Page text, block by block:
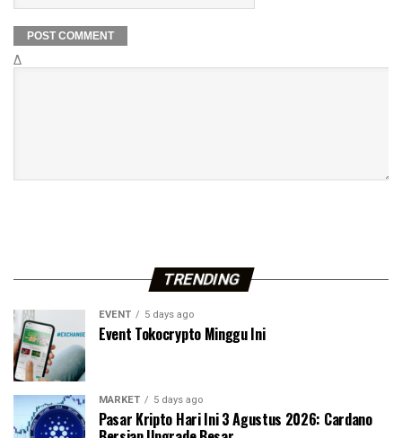
Δ
TRENDING
EVENT 5 days ago
Event Tokocrypto Minggu Ini
MARKET 5 days ago
Pasar Kripto Hari Ini 3 Agustus 2026: Cardano